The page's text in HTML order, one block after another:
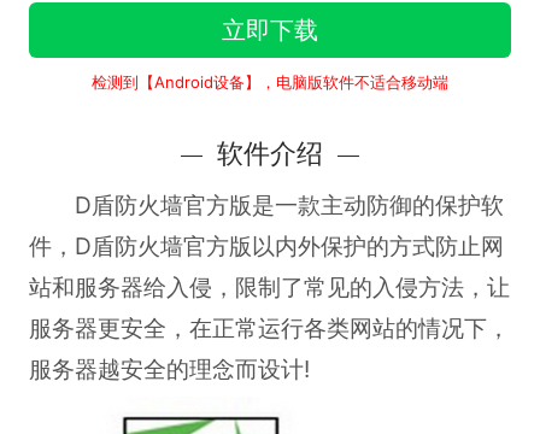
立即下载
检测到【Android设备】，电脑版软件不适合移动端
软件介绍
D盾防火墙官方版是一款主动防御的保护软
件，D盾防火墙官方版以内外保护的方式防止网
站和服务器给入侵，限制了常见的入侵方法，让
服务器更安全，在正常运行各类网站的情况下，
服务器越安全的理念而设计!